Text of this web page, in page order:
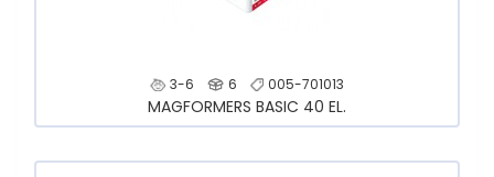
3-6 6 005-701013
MAGFORMERS BASIC 40 EL.